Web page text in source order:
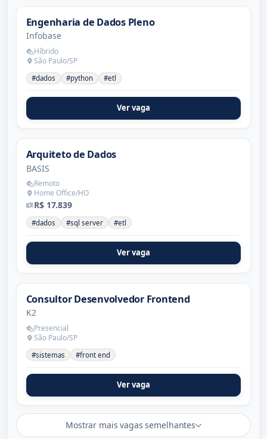
Engenharia de Dados Pleno
Infobase
Híbrido
São Paulo/SP
#dados #python #etl
Ver vaga
Arquiteto de Dados
BASIS
Remoto
Home Office/HO
R$ 17.839
#dados #sql server #etl
Ver vaga
Consultor Desenvolvedor Frontend
K2
Presencial
São Paulo/SP
#sistemas #front end
Ver vaga
Mostrar mais vagas semelhantes